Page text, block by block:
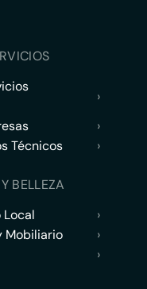
›
›
Técnicos
›
BELLEZA
›
Mobiliario
›
›